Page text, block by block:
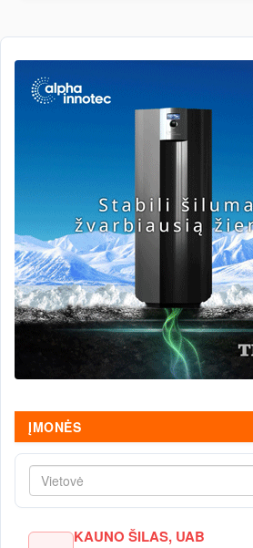
ĮMONĖS
Vietovė
KAUNO ŠILAS, UAB